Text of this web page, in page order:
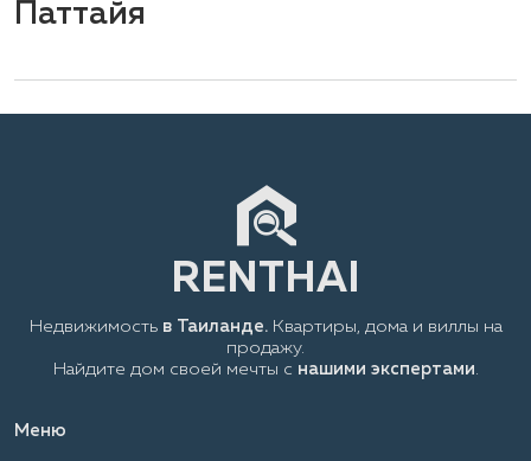
Паттайя
Меню
Недвижимость в Таиланде.Квартиры, дома и виллы на
продажу.
Найдите дом своей мечты с нашими экспертами